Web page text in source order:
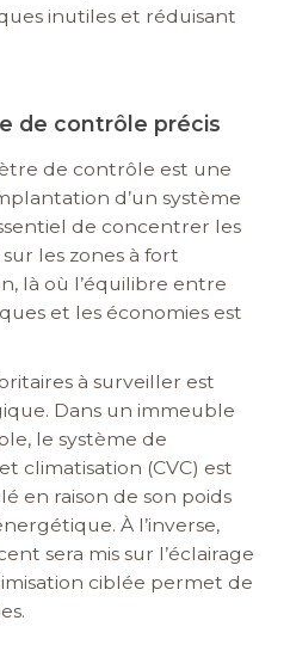
inutiles et réduisant
de contrôle précis
de contrôle est une
d’un système
de concentrer les
les zones à fort
là où l’équilibre entre
et les économies est
à surveiller est
Dans un immeuble
le système de
climatisation (CVC) est
en raison de son poids
À l’inverse,
sera mis sur l’éclairage
ciblée permet de